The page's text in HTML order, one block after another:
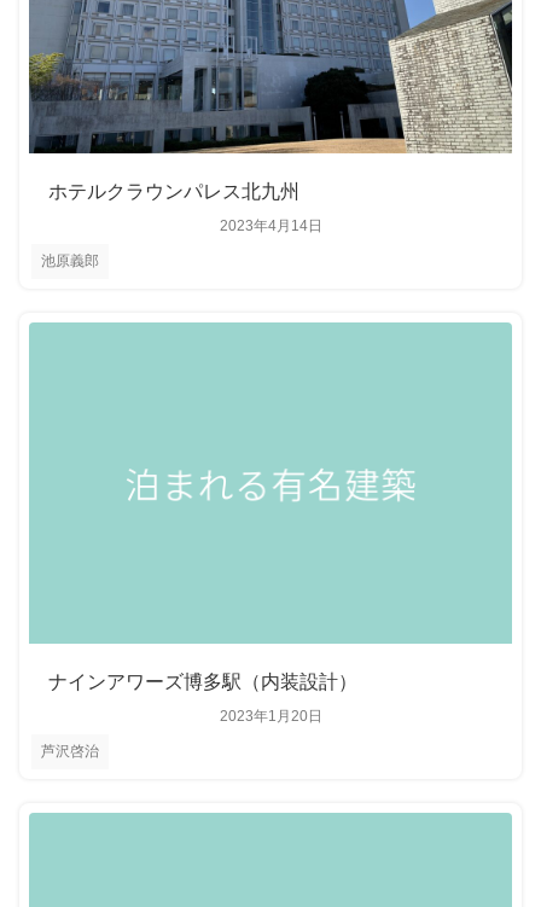
池原義郎
2023年4月14日
ホテルクラウンパレス北九州
芦沢啓治
2023年1月20日
ナインアワーズ博多駅（内装設計）